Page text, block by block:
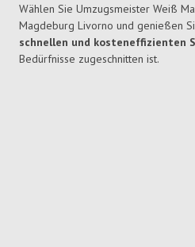
Wählen Sie Umzugsmeister Weiß
Magdeburg Livorno und genießen
schnellen und kosteneffizienten
Bedürfnisse zugeschnitten ist.